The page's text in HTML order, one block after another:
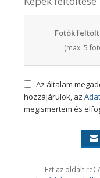
Fotók
(max. 5
Az általam
hozzájárulok, az
megismertem és
Ezt az oldalt